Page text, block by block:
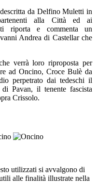
da Delfino Muletti in
alla Città ed ai
riporta e commenta un
Andrea di Castellar che
verrà loro riproposta per
ad Oncino, Croce Bulè da
perpetrato dai tedeschi il
Pavan, il tenente fascista
Crissolo.
utilizzati si avvalgono di
alle finalità illustrate nella